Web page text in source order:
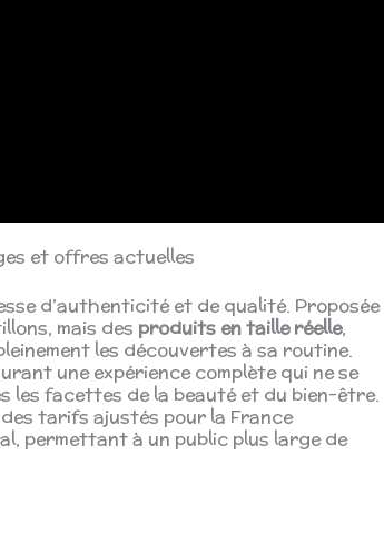
et offres actuelles
d’authenticité et de qualité. Proposée
mais des produits en taille réelle,
les découvertes à sa routine.
une expérience complète qui ne se
les facettes de la beauté et du bien-être.
des tarifs ajustés pour la France
permettant à un public plus large de